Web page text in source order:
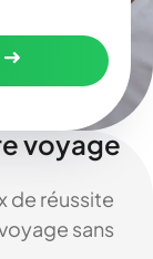
voyage
de réussite
sans